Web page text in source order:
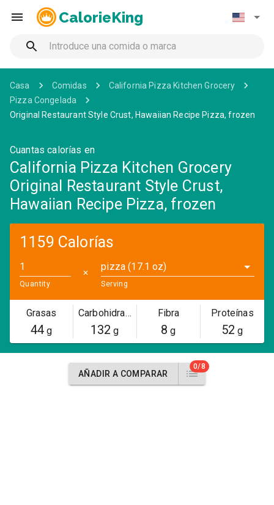
CalorieKing
Casa Comidas
California Pizza Kitchen Grocery
Pizza Congelada
Original Restaurant Style Crust, Hawaiian Recipe Pizza, frozen
Cuantas calorías en
California Pizza Kitchen Grocery
Original Restaurant Style Crust,
Hawaiian Recipe Pizza, frozen
1159 Calorías
Quantity
✕
pizza (17.1 oz)
Serving
Grasas
44g
Carbohidratos
132 g
Fibra
8 g
Proteínas
52 g
AÑADIR A COMPARAR
0/8